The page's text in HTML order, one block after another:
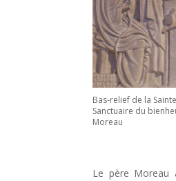
Bas-relief de la
Sanctuaire du
Moreau
Le père Moreau